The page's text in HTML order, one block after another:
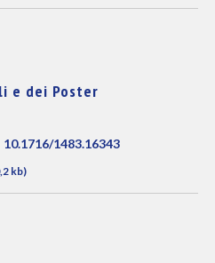
e dei Poster
10.1716/1483.16343
kb)